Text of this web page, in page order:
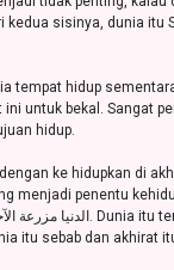
kedua sisinya, dunia itu
tempat hidup
untuk bekal. Sangat
hidup.
ke hidupkan di
menjadi penentu
itu sebab dan akhirat